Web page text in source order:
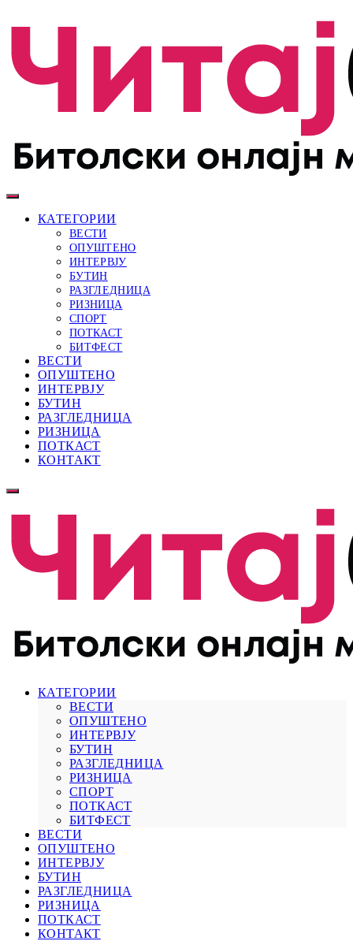
КАТЕГОРИИ
ВЕСТИ
ОПУШТЕНО
ИНТЕРВЈУ
БУТИН
РАЗГЛЕДНИЦА
РИЗНИЦА
СПОРТ
ПОТКАСТ
БИТФЕСТ
ВЕСТИ
ОПУШТЕНО
ИНТЕРВЈУ
БУТИН
РАЗГЛЕДНИЦА
РИЗНИЦА
ПОТКАСТ
КОНТАКТ
КАТЕГОРИИ
ВЕСТИ
ОПУШТЕНО
ИНТЕРВЈУ
БУТИН
РАЗГЛЕДНИЦА
РИЗНИЦА
СПОРТ
ПОТКАСТ
БИТФЕСТ
ВЕСТИ
ОПУШТЕНО
ИНТЕРВЈУ
БУТИН
РАЗГЛЕДНИЦА
РИЗНИЦА
ПОТКАСТ
КОНТАКТ